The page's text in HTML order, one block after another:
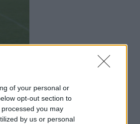
of your personal or
opt-out section to
you may
by us or personal